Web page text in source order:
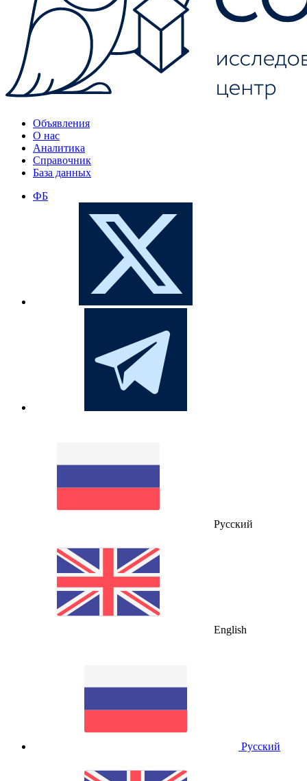
Объявления
О нас
Аналитика
Справочник
База данных
ФБ
Русский
English
Русский